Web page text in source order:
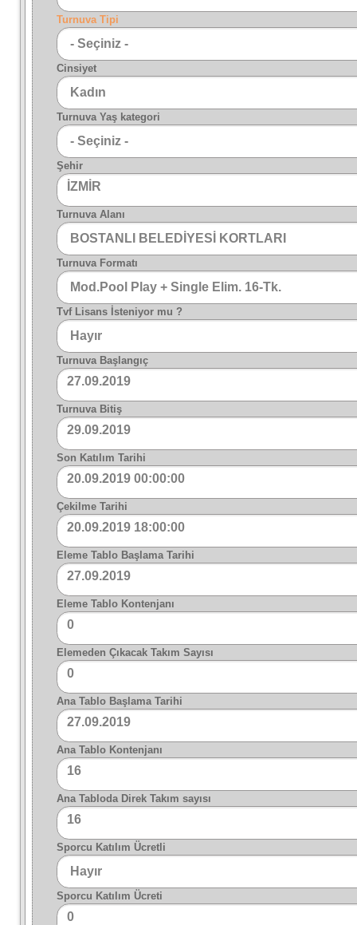
Turnuva Tipi
Cinsiyet
Turnuva Yaş kategori
Şehir
İZMİR
Turnuva Alanı
Turnuva Formatı
Tvf Lisans İsteniyor mu ?
Turnuva Başlangıç
27.09.2019
Turnuva Bitiş
29.09.2019
Son Katılım Tarihi
20.09.2019 00:00:00
Çekilme Tarihi
20.09.2019 18:00:00
Eleme Tablo Başlama Tarihi
27.09.2019
Eleme Tablo Kontenjanı
0
Elemeden Çıkacak Takım Sayısı
0
Ana Tablo Başlama Tarihi
27.09.2019
Ana Tablo Kontenjanı
16
Ana Tabloda Direk Takım sayısı
16
Sporcu Katılım Ücretli
Sporcu Katılım Ücreti
0